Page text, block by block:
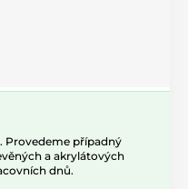
Provedeme případný
a akrylátových
dnů.